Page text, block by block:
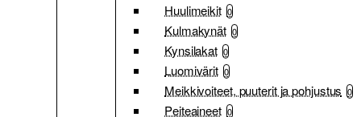
Huulimeikit 0
Kulmakynät 0
Kynsilakat 0
Luomivärit 0
Meikkivoiteet, puuterit ja pohjustus 0
Peiteaineet 0